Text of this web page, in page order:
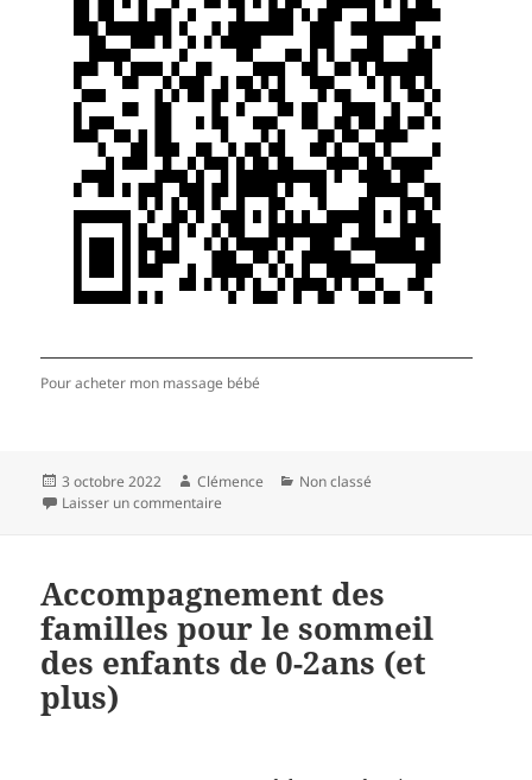
Pour acheter mon massage bébé
Publié
le
3 octobre 2022 Auteur
Clémence Catégories
Non classé
Laisser un commentaire
Accompagnement des
familles pour le sommeil
des enfants de 0-2ans (et
plus)